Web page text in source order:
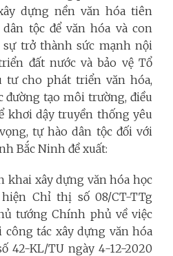
dựng nền văn hóa tiên
tộc để văn hóa và con
trở thành sức mạnh nội
đất nước và bảo vệ Tổ
tư cho phát triển văn hóa,
đường tạo môi trường, điều
khơi dậy truyền thống yêu
tự hào dân tộc đối với
Bắc Ninh đề xuất:
khai xây dựng văn hóa học
Chỉ thị số 08/CT-TTg
tướng Chính phủ về việc
tác xây dựng văn hóa
42-KL/TU ngày 4-12-2020